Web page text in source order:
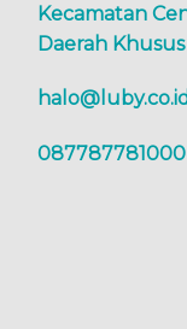
Kecamatan
Daerah
087787781000